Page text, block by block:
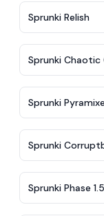
Sprunki Relish
Sprunki Chaotic
Sprunki
Sprunki
Sprunki Phase 1.5